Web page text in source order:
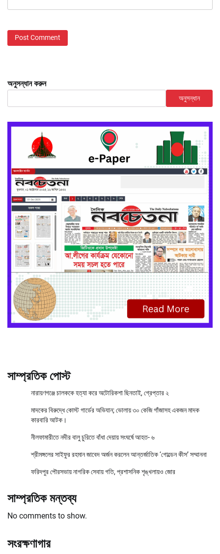
অনুসন্ধান করুন
অনুসন্ধান
সাম্প্রতিক পোস্ট
নারায়ণগঞ্জে চালককে হত্যা করে অটোরিকশা ছিনতাই, গ্রেপ্তার ২
মাদকের বিরুদ্ধে কোস্ট গার্ডের অভিযান; ভোলায় ৩০ কেজি গাঁজাসহ একজন মাদক
কারবারি আটক।
নীলফামারীতে নদীর বালু চুরিতে বাঁধা দেয়ায় সংঘর্ষে আহত- ৬
শ্রীমঙ্গলের সাইফুর রহমান জাবেদ অর্জন করলেন আন্তর্জাতিক ‘গোল্ডেন কীস’ সম্মাননা
ফরিদপুর পৌরসভায় নাগরিক সেবায় গতি, প্রশাসনিক শৃঙ্খলায়ও জোর
সাম্প্রতিক মন্তব্য
No comments to show.
সংরক্ষণাগার